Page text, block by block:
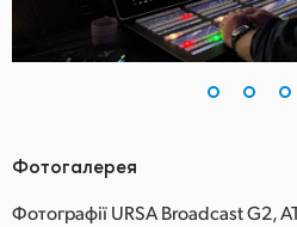
Фотогалерея
Фотографії URSA Broadcast G2,